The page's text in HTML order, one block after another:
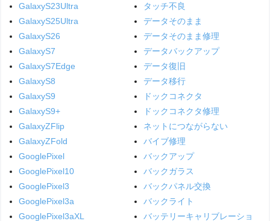
GalaxyS23Ultra
GalaxyS25Ultra
GalaxyS26
GalaxyS7
GalaxyS7Edge
GalaxyS8
GalaxyS9
GalaxyS9+
GalaxyZFlip
GalaxyZFold
GooglePixel
GooglePixel10
GooglePixel3
GooglePixel3a
GooglePixel3aXL
タッチ不良
データそのまま
データそのまま修理
データバックアップ
データ復旧
データ移行
ドックコネクタ
ドックコネクタ修理
ネットにつながらない
バイブ修理
バックアップ
バックガラス
バックパネル交換
バックライト
バッテリーキャリブレーショ